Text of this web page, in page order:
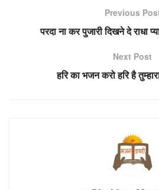
Previous
परदा ना कर पुजारी दिखने दे राधा
Next Post
हरि का भजन करो हरि है